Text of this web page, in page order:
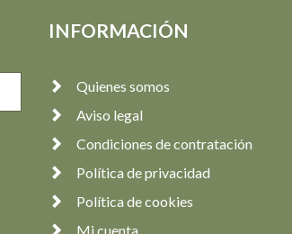
INFORMACIÓN
Quienes somos
Aviso legal
Condiciones de contratación
Política de privacidad
Política de cookies
Mi cuenta